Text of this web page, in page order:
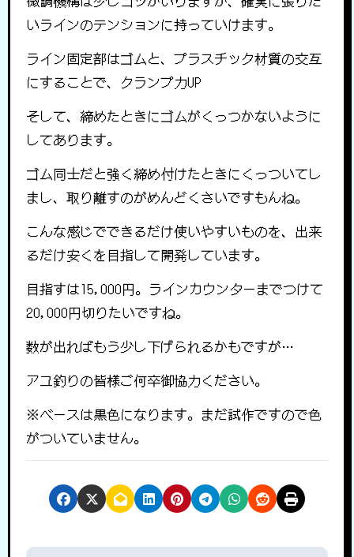
いラインのテンションに持っていけます。
ライン固定部はゴムと、プラスチック材質の交互
にすることで、クランプ力UP
そして、締めたときにゴムがくっつかないように
してあります。
ゴム同士だと強く締め付けたときにくっついてし
まし、取り離すのがめんどくさいですもんね。
こんな感じでできるだけ使いやすいものを、出来
るだけ安くを目指して開発しています。
目指すは15,000円。ラインカウンターまでつけて
20,000円切りたいですね。
数が出ればもう少し下げられるかもですが…
アユ釣りの皆様ご何卒御協力ください。
※ベースは黒色になります。まだ試作ですので色
がついていません。